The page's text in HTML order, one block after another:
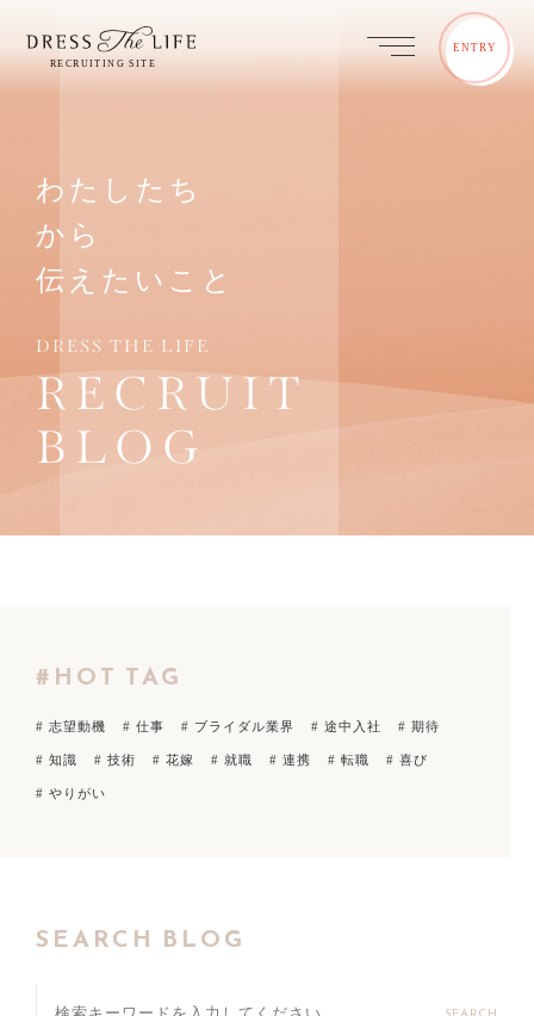
ENTRY
わたしたち
から
伝えたいこと
DRESS THE LIFE
RECRUIT
BLOG
#HOT TAG
# 志望動機 # 仕事 # ブライダル業界 # 途中入社 # 期待
# 知識 # 技術 # 花嫁 # 就職 # 連携 # 転職 # 喜び
# やりがい
SEARCH BLOG